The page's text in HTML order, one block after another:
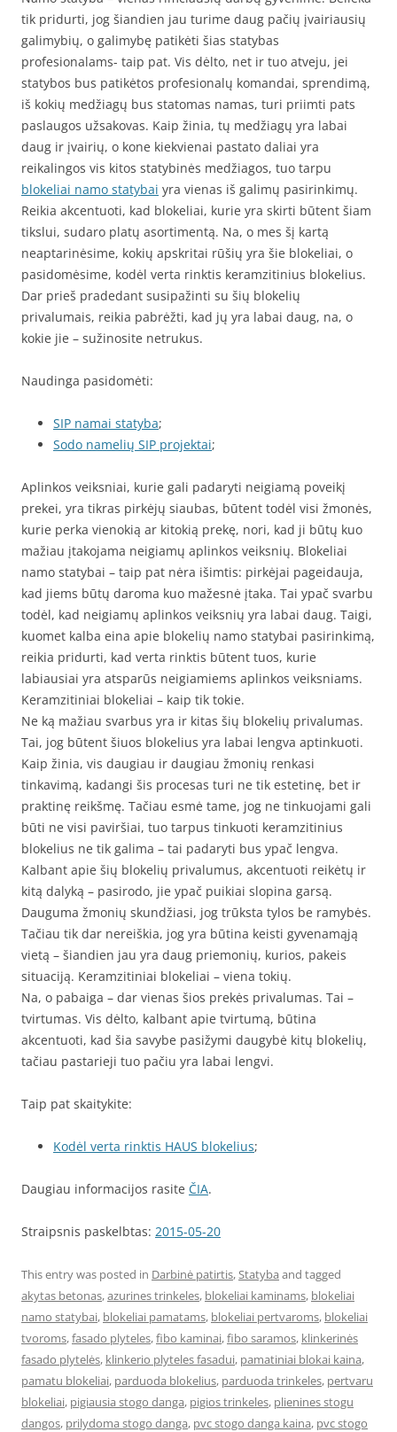
tik pridurti, jog šiandien jau turime daug pačių įvairiausių
galimybių, o galimybę patikėti šias statybas
profesionalams- taip pat. Vis dėlto, net ir tuo atveju, jei
statybos bus patikėtos profesionalų komandai, sprendimą,
iš kokių medžiagų bus statomas namas, turi priimti pats
paslaugos užsakovas. Kaip žinia, tų medžiagų yra labai
daug ir įvairių, o kone kiekvienai pastato daliai yra
reikalingos vis kitos statybinės medžiagos, tuo tarpu
blokeliai namo statybai yra vienas iš galimų pasirinkimų.
Reikia akcentuoti, kad blokeliai, kurie yra skirti būtent šiam
tikslui, sudaro platų asortimentą. Na, o mes šį kartą
neaptarinėsime, kokių apskritai rūšių yra šie blokeliai, o
pasidomėsime, kodėl verta rinktis keramzitinius blokelius.
Dar prieš pradedant susipažinti su šių blokelių
privalumais, reikia pabrėžti, kad jų yra labai daug, na, o
kokie jie – sužinosite netrukus.
Naudinga pasidomėti:
SIP namai statyba;
Sodo namelių SIP projektai;
Aplinkos veiksniai, kurie gali padaryti neigiamą poveikį
prekei, yra tikras pirkėjų siaubas, būtent todėl visi žmonės,
kurie perka vienokią ar kitokią prekę, nori, kad ji būtų kuo
mažiau įtakojama neigiamų aplinkos veiksnių. Blokeliai
namo statybai – taip pat nėra išimtis: pirkėjai pageidauja,
kad jiems būtų daroma kuo mažesnė įtaka. Tai ypač svarbu
todėl, kad neigiamų aplinkos veiksnių yra labai daug. Taigi,
kuomet kalba eina apie blokelių namo statybai pasirinkimą,
reikia pridurti, kad verta rinktis būtent tuos, kurie
labiausiai yra atsparūs neigiamiems aplinkos veiksniams.
Keramzitiniai blokeliai – kaip tik tokie.
Ne ką mažiau svarbus yra ir kitas šių blokelių privalumas.
Tai, jog būtent šiuos blokelius yra labai lengva aptinkuoti.
Kaip žinia, vis daugiau ir daugiau žmonių renkasi
tinkavimą, kadangi šis procesas turi ne tik estetinę, bet ir
praktinę reikšmę. Tačiau esmė tame, jog ne tinkuojami gali
būti ne visi paviršiai, tuo tarpus tinkuoti keramzitinius
blokelius ne tik galima – tai padaryti bus ypač lengva.
Kalbant apie šių blokelių privalumus, akcentuoti reikėtų ir
kitą dalyką – pasirodo, jie ypač puikiai slopina garsą.
Dauguma žmonių skundžiasi, jog trūksta tylos be ramybės.
Tačiau tik dar nereiškia, jog yra būtina keisti gyvenamąją
vietą – šiandien jau yra daug priemonių, kurios, pakeis
situaciją. Keramzitiniai blokeliai – viena tokių.
Na, o pabaiga – dar vienas šios prekės privalumas. Tai –
tvirtumas. Vis dėlto, kalbant apie tvirtumą, būtina
akcentuoti, kad šia savybe pasižymi daugybė kitų blokelių,
tačiau pastarieji tuo pačiu yra labai lengvi.
Taip pat skaitykite:
Kodėl verta rinktis HAUS blokelius;
Daugiau informacijos rasite ČIA.
Straipsnis paskelbtas: 2015-05-20
This entry was posted in Darbinė patirtis,Statyba and tagged
akytas betonas,azurines trinkeles, blokeliai kaminams, blokeliai
namo statybai, blokeliai pamatams, blokeliai pertvaroms, blokeliai
tvoroms,fasado plyteles,fibo kaminai,fibo saramos, klinkerinės
fasado plytelės, klinkerio plyteles fasadui, pamatiniai blokai kaina,
pamatu blokeliai, parduoda blokelius, parduoda trinkeles, pertvaru
blokeliai, pigiausia stogo danga, pigios trinkeles, plienines stogu
dangos, prilydoma stogo danga, pvc stogo danga kaina, pvc stogo